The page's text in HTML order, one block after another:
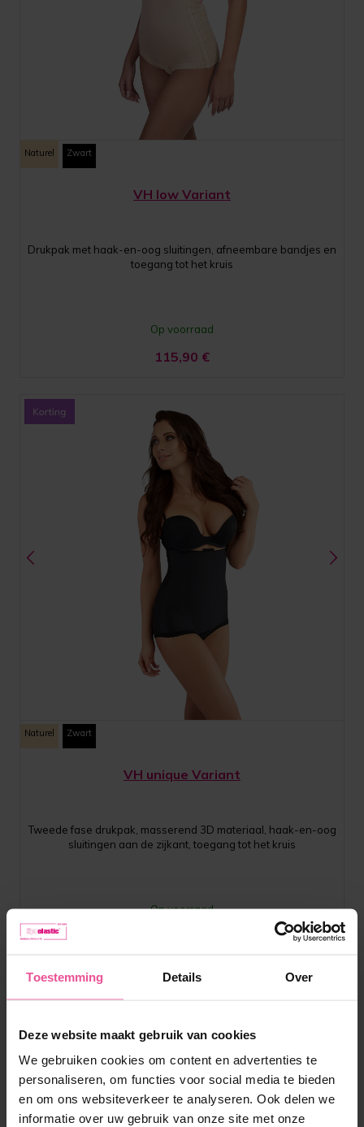
Toestemming Details Over
Deze website maakt gebruik van cookies
We gebruiken cookies om content en advertenties te
personaliseren, om functies voor social media te bieden
en om ons websiteverkeer te analyseren. Ook delen we
informatie over uw gebruik van onze site met onze
Naturel Zwart
VH low Variant
Drukpak met haak-en-oog sluitingen, afneembare bandjes en
toegang tot het kruis
Op voorraad
115,90 €
Naturel Zwart
VH unique Variant
Tweede fase drukpak, masserend 3D materiaal, haak-en-oog
sluitingen aan de zijkant, toegang tot het kruis
Op voorraad